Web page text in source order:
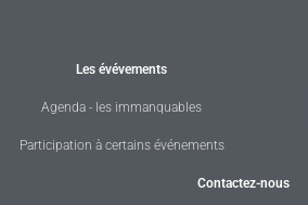
Les évévements
Agenda - les immanquables
Participation à certains événements
Contactez-nous